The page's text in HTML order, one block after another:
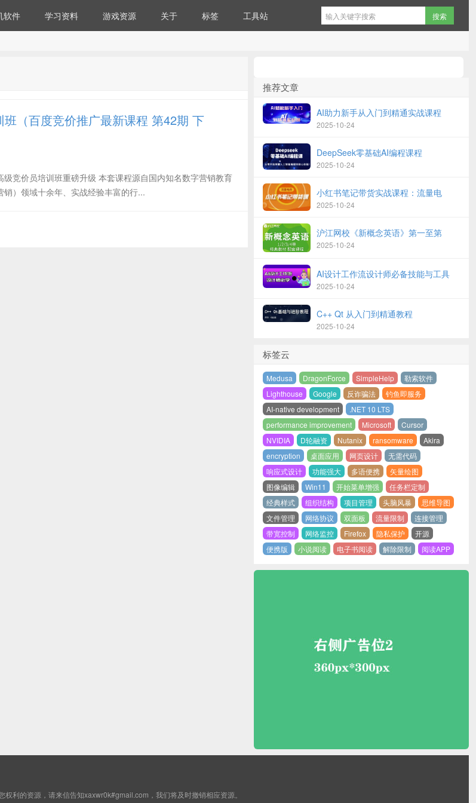
软件 学习资料 游戏资源 关于 标签 工具站
（百度竞价推广最新课程 第42期 下
竞价员培训班重磅升级 本套课程源自国内知名数字营销教育
）领域十余年、实战经验丰富的行...
推荐文章
AI助力新手从入门到精通实战课程
2025-10-24
DeepSeek零基础AI编程课程
2025-10-24
小红书笔记带货实战课程：流量电
2025-10-24
沪江网校《新概念英语》第一至第
2025-10-24
AI设计工作流设计师必备技能与工具
2025-10-24
C++ Qt 从入门到精通教程
2025-10-24
标签云
Medusa DragonForce SimpleHelp
勒索软件
Lighthouse
Google 反诈骗法
钓鱼即服务
AI-native development
.NET 10 LTS
performance improvement
Microsoft
Cursor
NVIDIA
D轮融资 Nutanix ransomware
Akira
encryption
桌面应用 网页设计
无需代码
响应式设计
功能强大 多语便携
矢量绘图
图像编辑
Win11 开始菜单增强
任务栏定制
经典样式
组织结构 项目管理 头脑风暴
思维导图
文件管理
网络协议 双面板 流量限制
连接管理
带宽控制
网络监控 Firefox 隐私保护
开源
便携版
小说阅读 电子书阅读 解除限制 阅读APP
利的资源，请来信告知xaxwr0k#gmail.com，我们将及时撤销相应资源。